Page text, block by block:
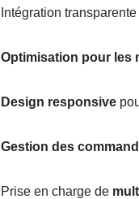
Intégration
Optimisation pour les
Design responsive
Gestion des
Prise en charge de